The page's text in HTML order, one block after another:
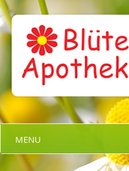
MENU